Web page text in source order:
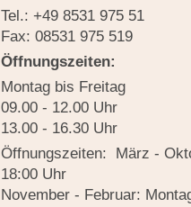
Tel.: +49 8531 975 51
Fax: 08531 975 519
Öffnungszeiten:
Montag bis Freitag
09.00 - 12.00 Uhr
13.00 - 16.30 Uhr
Öffnungszeiten: März -
18:00 Uhr
November - Februar: